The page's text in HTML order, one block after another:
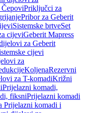
Priključci za
Pribor za Geberit
Sistemske brtveSet
cijeviGeberit Mapress
za Geberit
cijevi
za
KoljenaRezervni
za T-komadiKrižni
Prijelazni komadi,
fiksniPrijelazni komadi
Prijelazni komadi i